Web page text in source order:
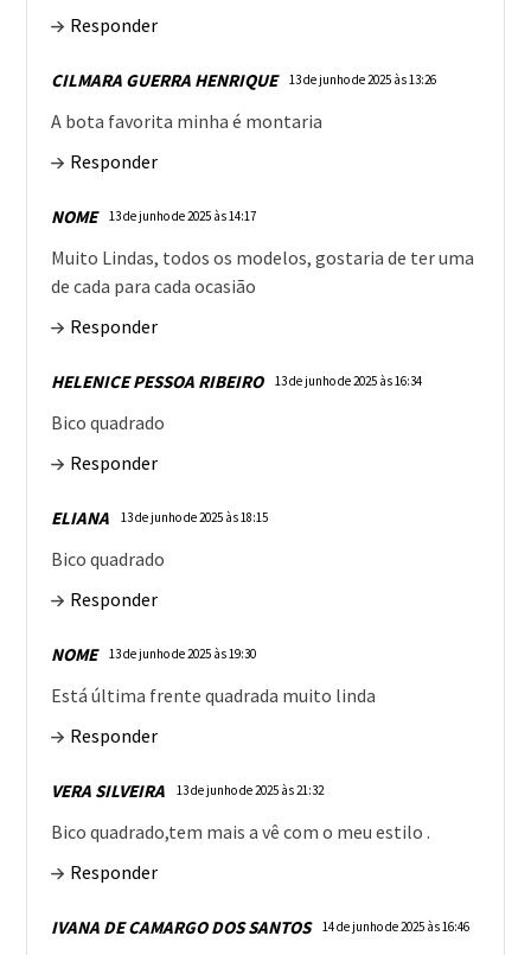
Responder
CILMARA GUERRA HENRIQUE 13 de junho de 2025 às 13:26
A bota favorita minha é montaria
Responder
NOME 13 de junho de 2025 às 14:17
Muito Lindas, todos os modelos, gostaria de ter uma
de cada para cada ocasião
Responder
HELENICE PESSOA RIBEIRO 13 de junho de 2025 às 16:34
Bico quadrado
Responder
ELIANA 13 de junho de 2025 às 18:15
Bico quadrado
Responder
NOME 13 de junho de 2025 às 19:30
Está última frente quadrada muito linda
Responder
VERA SILVEIRA 13 de junho de 2025 às 21:32
Bico quadrado,tem mais a vê com o meu estilo .
Responder
IVANA DE CAMARGO DOS SANTOS 14 de junho de 2025 às 16:46